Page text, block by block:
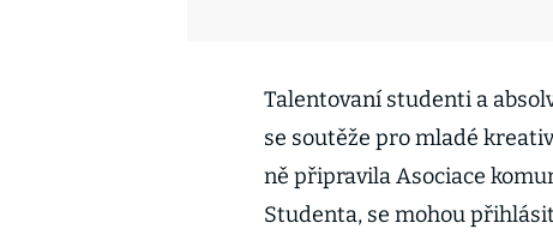
Talentovaní studenti a
se soutěže pro mladé
ně připravila Asociace
Studenta, se mohou